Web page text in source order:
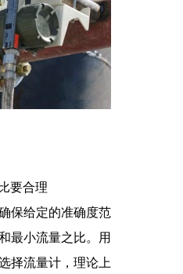
要合理
保给定的准确度范
最小流量之比。用
择流量计，理论上